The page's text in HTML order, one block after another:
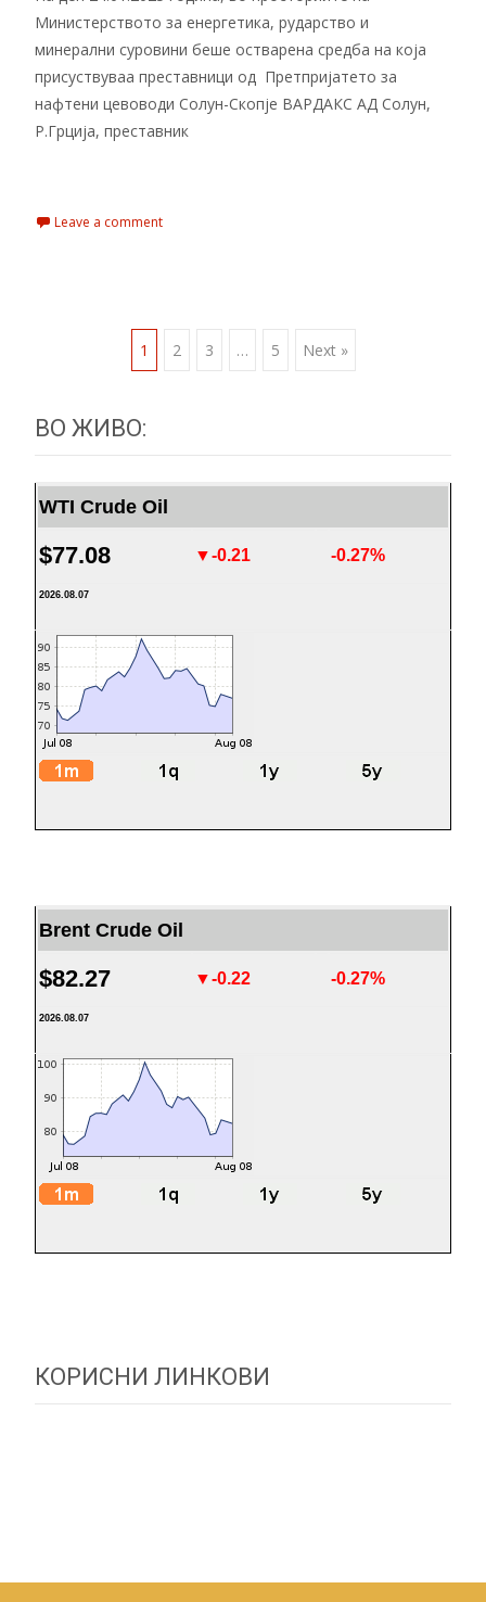
Министерството за енергетика, рударство и
минерални суровини беше остварена средба на која
присуствуваа преставници од Претпријатето за
нафтени цевоводи Солун-Скопје ВАРДАКС АД Солун,
Р.Грција, преставник
Leave a comment
1 2 3 … 5 Next »
ВО ЖИВО:
WTI Crude Oil
$77.08 ▼-0.21 -0.27%
2026.08.07
Brent Crude Oil
$82.27 ▼-0.22 -0.27%
2026.08.07
КОРИСНИ ЛИНКОВИ